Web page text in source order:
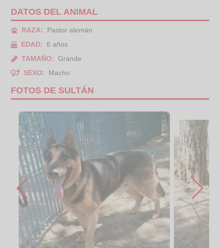
DATOS DEL ANIMAL
RAZA:
Pastor alemán
EDAD:
6 años
TAMAÑO:
Grande
SEXO:
Macho
FOTOS DE SULTÁN